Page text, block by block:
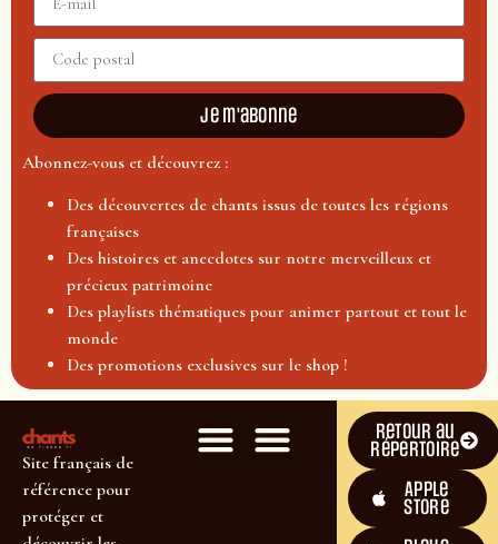
Je m'abonne
Abonnez-vous et découvrez :
Des découvertes de chants issus de toutes les régions
françaises
Des histoires et anecdotes sur notre merveilleux et
précieux patrimoine
Des playlists thématiques pour animer partout et tout le
monde
Des promotions exclusives sur le shop !
Site français de
référence pour
protéger et
Retour au
répertoire
Apple
Store